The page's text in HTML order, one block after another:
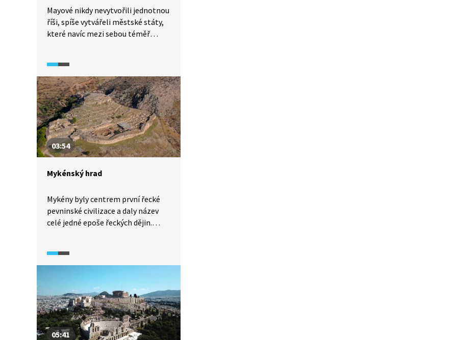
Mayové nikdy nevytvořili jednotnou
říši, spíše vytvářeli městské státy,
které navíc mezi sebou téměř
na poloostrově Yucatán a ze všech
dnes známých kultur
předkolumbovské Ameriky dosáhla
nejvyšší kulturní úrovně. Její
chrámy byly stavěné jako mohutné
stupňovité kamenné stavby, proto
bývají často srovnávány
s egyptskými pyramidami.
03:54
Mykénský hrad
Mykény byly centrem první řecké
pevninské civilizace a daly název
celé jedné epoše řeckých dějin.
proslula svým mohutným zdivem
vápencovými bloky. Co o tehdejší
společnosti můžeme vyčíst z toho,
co dnes z hradu zbylo?
05:41